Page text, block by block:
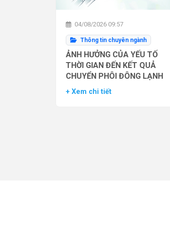
04/08/2026 09:57
Thông tin chuyên ngành
ẢNH HƯỞNG CỦA YẾU TỐ
THỜI GIAN ĐẾN KẾT QUẢ
CHUYỂN PHÔI ĐÔNG LẠNH
+ Xem chi tiết